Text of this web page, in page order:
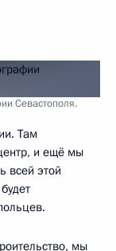
Севастополя.
Там
и ещё мы
всей этой
мы